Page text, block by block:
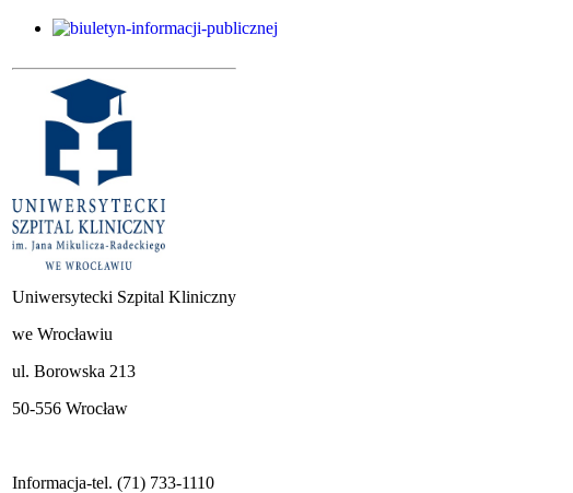
Uniwersytecki Szpital Kliniczny
we Wrocławiu
ul. Borowska 213
50-556 Wrocław
Informacja-tel. (71) 733-1110